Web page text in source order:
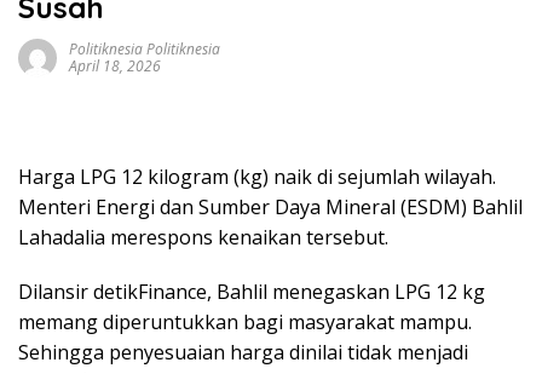
Susah
Politiknesia Politiknesia
April 18, 2026
Harga LPG 12 kilogram (kg) naik di sejumlah wilayah.
Menteri Energi dan Sumber Daya Mineral (ESDM) Bahlil
Lahadalia merespons kenaikan tersebut.
Dilansir detikFinance, Bahlil menegaskan LPG 12 kg
memang diperuntukkan bagi masyarakat mampu.
Sehingga penyesuaian harga dinilai tidak menjadi